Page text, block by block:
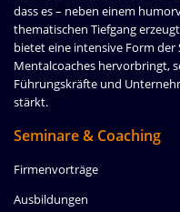
dass es – neben einem
thematischen Tiefgang
bietet eine intensive Form
Mentalcoaches hervorbringt,
Führungskräfte und
stärkt.
Seminare & Coaching
Firmenvorträge
Ausbildungen